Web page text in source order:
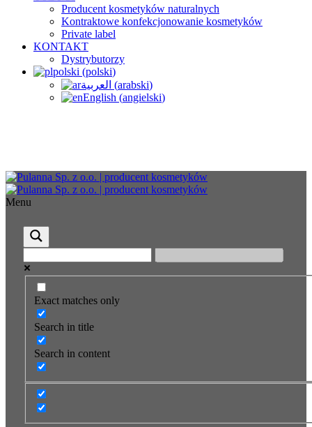
Producent kosmetyków naturalnych
Kontraktowe konfekcjonowanie kosmetyków
Private label
KONTAKT
Dystrybutorzy
polski (polski)
العربية (arabski)
English (angielski)
Menu
Exact matches only
Search in title
Search in content